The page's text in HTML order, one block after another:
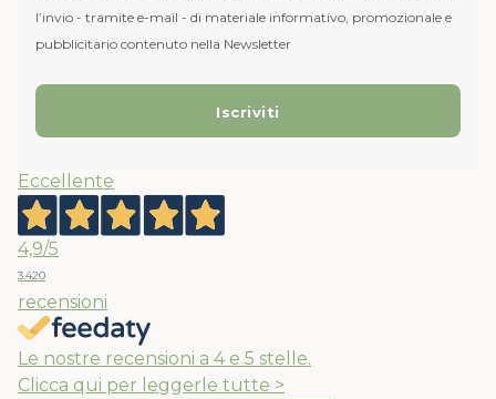
l’invio - tramite e-mail - di materiale informativo, promozionale e
pubblicitario contenuto nella Newsletter
Eccellente
4,9/5
3.420
recensioni
Le nostre recensioni a 4 e 5 stelle.
Clicca qui per leggerle tutte >